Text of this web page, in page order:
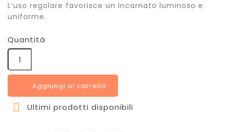
L’uso regolare favorisce un incarnato luminoso e
uniforme.
Quantità
Aggiungi al carrello
 Ultimi prodotti disponibili